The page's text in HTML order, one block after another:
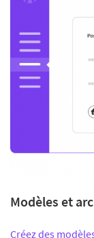
Modèles et
Créez des